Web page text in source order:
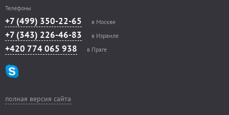
Телефоны
+7 (499) 350-22-65 в Москве
+7 (343) 226-46-83 в Израиле
+420 774 065 938 в Праге
полная версия сайта